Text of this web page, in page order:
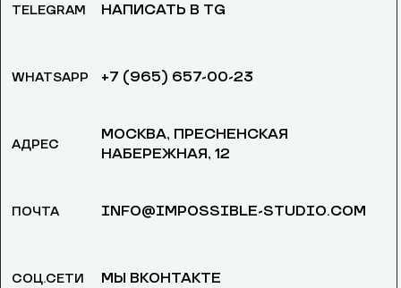
TELEGRAM
WHATSAPP
АДРЕС
ПОЧТА
СОЦ.СЕТИ
НАПИСАТЬ В TG
+7 (965) 657-00-23
МОСКВА, ​ПРЕСНЕНСКАЯ
НАБЕРЕЖНАЯ, 12
INFO@IMPOSSIBLE-STUDIO.COM
МЫ ВКОНТАКТЕ